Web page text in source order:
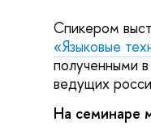
Спикером
«Языковые
полученными
ведущих
На семинаре